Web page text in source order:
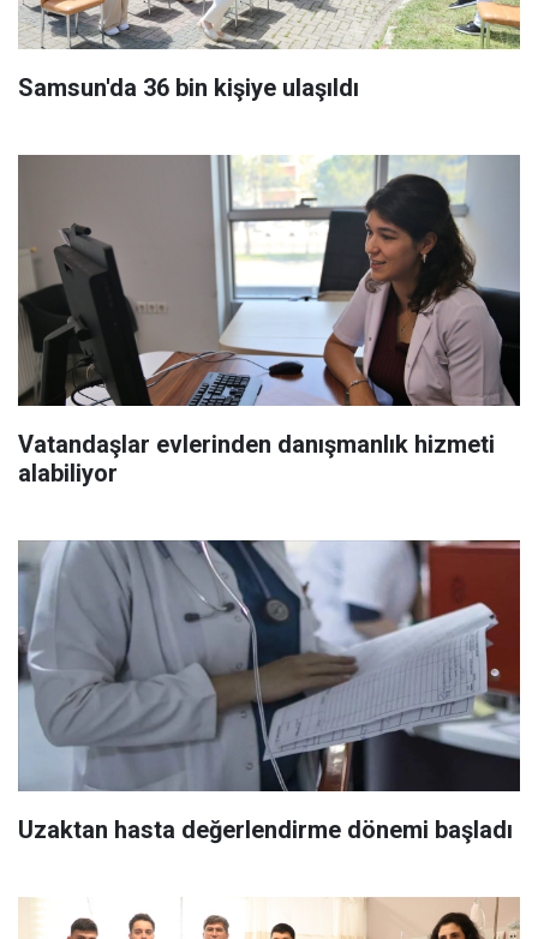
Samsun'da 36 bin kişiye ulaşıldı
Vatandaşlar evlerinden danışmanlık hizmeti
alabiliyor
Uzaktan hasta değerlendirme dönemi başladı